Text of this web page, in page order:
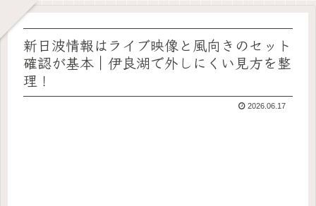
新日波情報はライブ映像と風向きのセット
確認が基本｜伊良湖で外しにくい見方を整
理！
2026.06.17